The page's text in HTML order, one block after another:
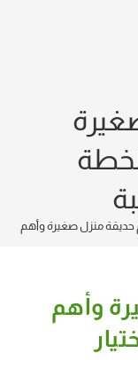
منزل صغيرة وأهم
وأهم